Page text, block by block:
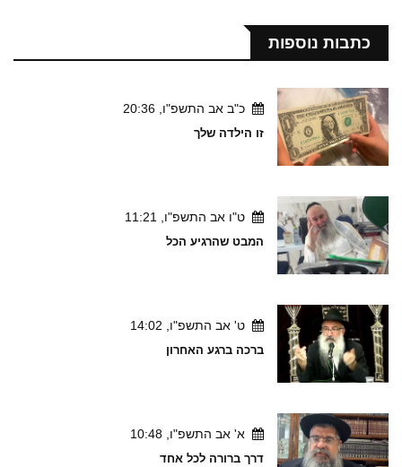
כתבות נוספות
כ"ב אב התשפ"ו, 20:36
זו הילדה שלך
ט"ו אב התשפ"ו, 11:21
המבט שהרגיע הכל
ט' אב התשפ"ו, 14:02
ברכה ברגע האחרון
א' אב התשפ"ו, 10:48
דרך ברורה לכל אחד